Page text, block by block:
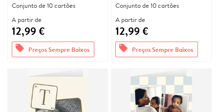
Conjunto de 10 cartões
A partir de
12,99 €
offers Preços Sempre Baixos
Conjunto de 10 cartões
A partir de
12,99 €
offers Preços Sempre Baixos